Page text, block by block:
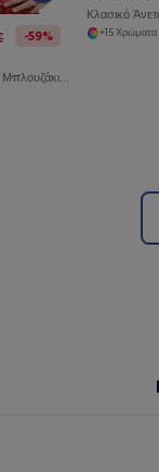
-59%
Κλασικό Άνετο Polo Μπλουζάκι με Κοντά Μανίκια
+15 Χρώματα